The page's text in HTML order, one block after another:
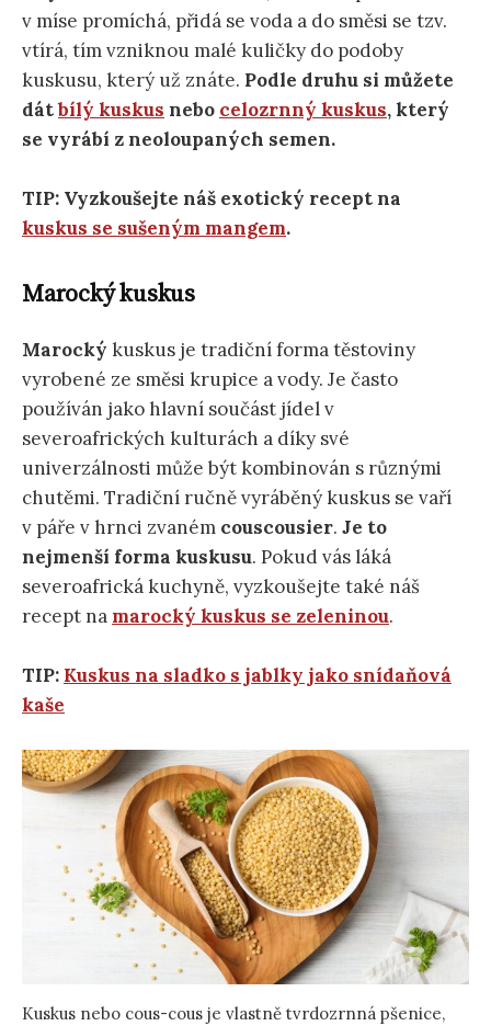
v míse promíchá, přidá se voda a do směsi se tzv.
vtírá, tím vzniknou malé kuličky do podoby
kuskusu, který už znáte. Podle druhu si můžete
dátbílý kuskus nebo celozrnný kuskus, který
se vyrábí z neoloupaných semen.
TIP: Vyzkoušejte náš exotický recept na
kuskus se sušeným mangem.
Marocký kuskus
Marocký kuskus je tradiční forma těstoviny
vyrobené ze směsi krupice a vody. Je často
používán jako hlavní součást jídel v
severoafrických kulturách a díky své
univerzálnosti může být kombinován s různými
chutěmi. Tradiční ručně vyráběný kuskus se vaří
v páře v hrnci zvaném couscousier. Je to
nejmenší forma kuskusu. Pokud vás láká
severoafrická kuchyně, vyzkoušejte také náš
recept na marocký kuskus se zeleninou.
TIP: Kuskus na sladko s jablky jako snídaňová
kaše
Kuskus nebo cous-cous je vlastně tvrdozrnná pšenice,